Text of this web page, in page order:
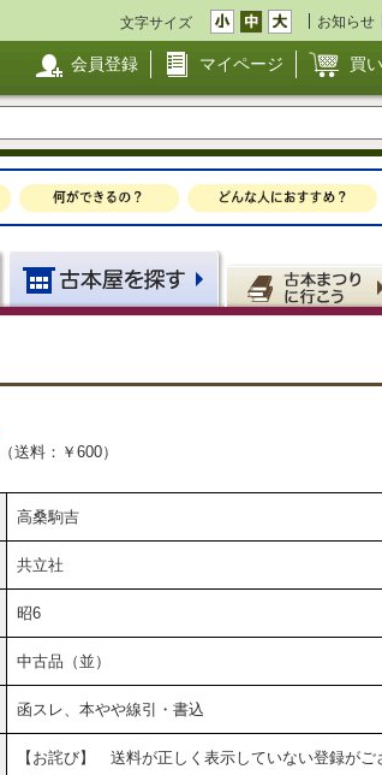
文字サイズ お知らせ
会員登録 マイページ 買
（送料：￥600）
高桑駒吉
共立社
昭6
中古品（並）
函スレ、本やや線引・書込
【お詫び】 送料が正しく表示していない登録がご